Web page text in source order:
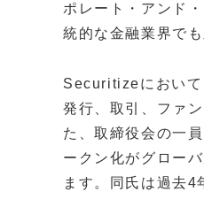
ポレート・アンド
統的な金融業界で
Securitizeにおいて
発行、取引、ファ
た、取締役会の一
ークン化がグロー
ます。同氏は過去